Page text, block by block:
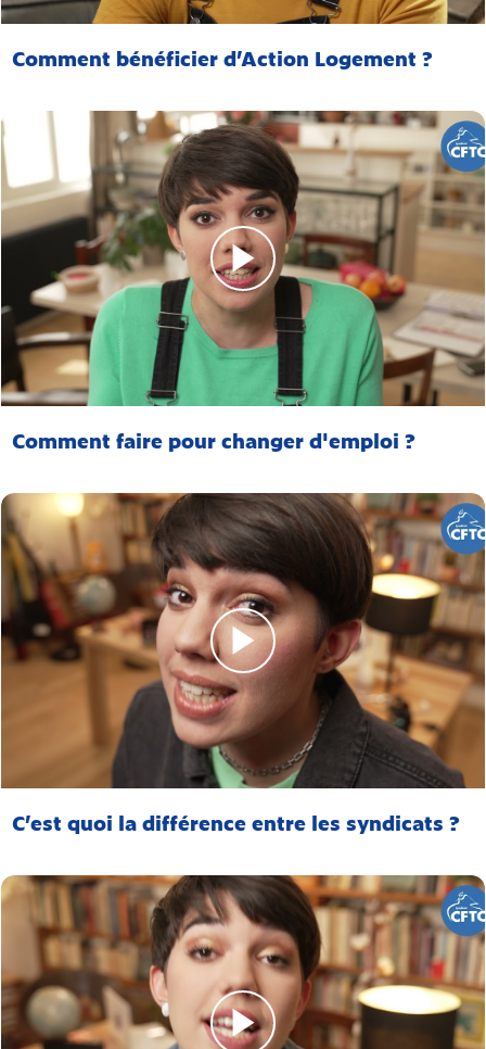
Comment bénéficier d’Action Logement ?
Comment faire pour changer d'emploi ?
C’est quoi la différence entre les syndicats ?